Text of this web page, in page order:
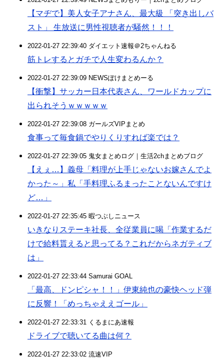
【マヂで】美人女子アナさん、最大級 「突き出しバ
スト」 生放送に男性視聴者が騒然！！！
2022-01-27 22:39:40 ダイエット速報＠2ちゃんねる
筋トレするとガチで人生変わるんか？
2022-01-27 22:39:09 NEWSぽけまとめーる
【衝撃】サッカー日本代表さん、ワールドカップに
出られそうｗｗｗｗｗ
2022-01-27 22:39:08 ガールズVIPまとめ
食事って毎食鍋でやりくりすれば楽では？
2022-01-27 22:39:05 鬼女まとめログ｜生活2chまとめブログ
【えぇ…】義母「料理が上手じゃないお嫁さんでよ
かった～」私「手料理ふるまったことないんですけ
ど…」
2022-01-27 22:35:45 暇つぶしニュース
いきなりステーキ社長、全従業員に喝「作業するだ
けで給料貰えると思ってる？これだからネガティブ
は」
2022-01-27 22:33:44 Samurai GOAL
「最高、ドンピシャ！！」伊東純也の豪快ヘッド弾
に反響！「めっちゃええゴール」
2022-01-27 22:33:31 くるまにあ速報
ドライブで聴いてる曲は何？
2022-01-27 22:33:02 流速VIP